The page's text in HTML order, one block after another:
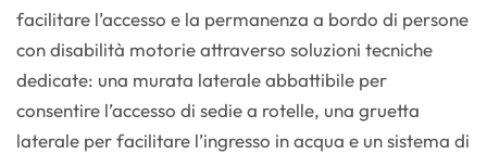
facilitare l’accesso e la permanenza a bordo di persone
con disabilità motorie attraverso soluzioni tecniche
dedicate: una murata laterale abbattibile per
consentire l’accesso di sedie a rotelle, una gruetta
laterale per facilitare l’ingresso in acqua e un sistema di